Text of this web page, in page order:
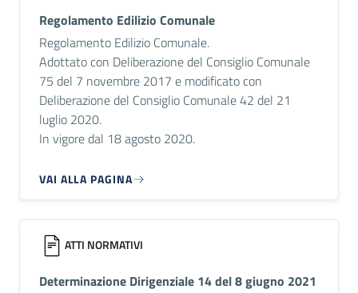
Regolamento Edilizio Comunale
Regolamento Edilizio Comunale.
Adottato con Deliberazione del Consiglio Comunale
75 del 7 novembre 2017 e modificato con
Deliberazione del Consiglio Comunale 42 del 21
luglio 2020.
In vigore dal 18 agosto 2020.
VAI ALLA PAGINA
ATTI NORMATIVI
Determinazione Dirigenziale 14 del 8 giugno 2021